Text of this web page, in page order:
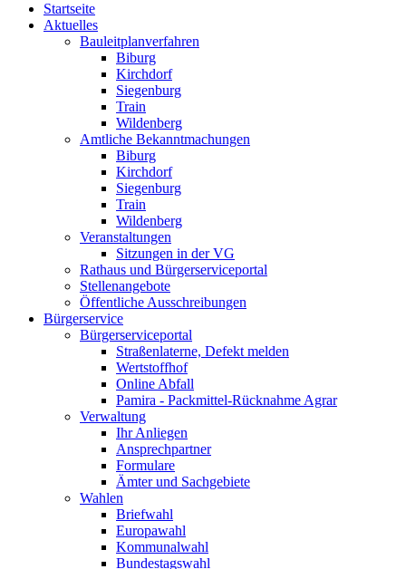
Startseite
Aktuelles
Bauleitplanverfahren
Biburg
Kirchdorf
Siegenburg
Train
Wildenberg
Amtliche Bekanntmachungen
Biburg
Kirchdorf
Siegenburg
Train
Wildenberg
Veranstaltungen
Sitzungen in der VG
Rathaus und Bürgerserviceportal
Stellenangebote
Öffentliche Ausschreibungen
Bürgerservice
Bürgerserviceportal
Straßenlaterne, Defekt melden
Wertstoffhof
Online Abfall
Pamira - Packmittel-Rücknahme Agrar
Verwaltung
Ihr Anliegen
Ansprechpartner
Formulare
Ämter und Sachgebiete
Wahlen
Briefwahl
Europawahl
Kommunalwahl
Bundestagswahl